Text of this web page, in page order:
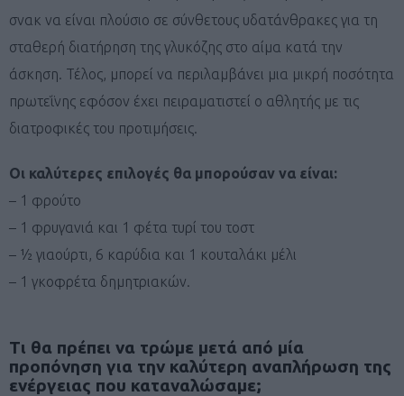
σνακ να είναι πλούσιο σε σύνθετους υδατάνθρακες για τη
σταθερή διατήρηση της γλυκόζης στο αίμα κατά την
άσκηση. Τέλος, μπορεί να περιλαμβάνει μια μικρή ποσότητα
πρωτεΐνης εφόσον έχει πειραματιστεί ο αθλητής με τις
διατροφικές του προτιμήσεις.
Οι καλύτερες επιλογές θα μπορούσαν να είναι:
– 1 φρούτο
– 1 φρυγανιά και 1 φέτα τυρί του τοστ
– ½ γιαούρτι, 6 καρύδια και 1 κουταλάκι μέλι
– 1 γκοφρέτα δημητριακών.
Τι θα πρέπει να τρώμε μετά από μία
προπόνηση για την καλύτερη αναπλήρωση της
ενέργειας που καταναλώσαμε;